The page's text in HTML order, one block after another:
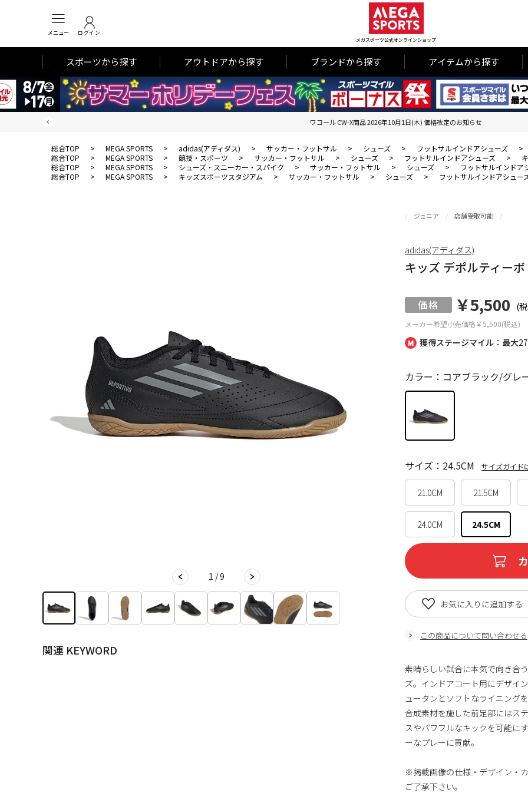
メニュー ログイン
メガスポーツ公式オンラインショップ
スポーツから探す アウトドアから探す ブランドから探す アイテムから探す
ワコール CW-X商品 2026年10月1日(木) 価格改定のお知らせ
総合TOP > MEGA SPORTS > adidas(アディダス) > サッカー・フットサル > シューズ > フットサルインドアシューズ >
総合TOP
> MEGA SPORTS > 競技・スポーツ > サッカー・フットサル > シューズ > フットサルインドアシューズ >
総合TOP
> MEGA SPORTS > シューズ・スニーカー・スパイク > サッカー・フットサル > シューズ > フットサルインドア
総合TOP
> MEGA SPORTS > キッズスポーツスタジアム > サッカー・フットサル > シューズ > フットサルインドアシュー
1 / 9
関連 KEYWORD
獲得ステージマイル：最大
ジュニア 店舗受取可能
キッズ デポルティーボ
メーカー希望小売価格￥5,500(税込)
￥5,500 (
カラー：コアブラック/グレ
21.0CM 21.5CM
24.0CM 24.5CM
サイズ：24.5CM サイズガイド
この商品について問い合わせる
お気に入りに追加する
adidas(アディダス)
素晴らしい試合に本気で向き合
ズ。インドアコート用にデザイ
ュータンとソフトなライニング
合成素材を施した前足部にはス
スやパワフルなキックを可能に
ーなプレーに貢献。
※掲載画像の仕様・デザイン・
ご了承下さい。